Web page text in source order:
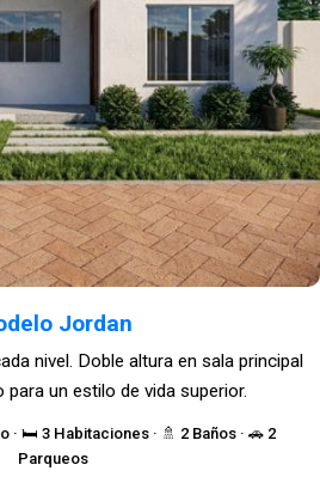
Jordan
· 🛏️ 3 Habitaciones · 🚿 2 Baños · 🚗 2
Parqueos
nivel. Doble altura en sala principal
para un estilo de vida superior.